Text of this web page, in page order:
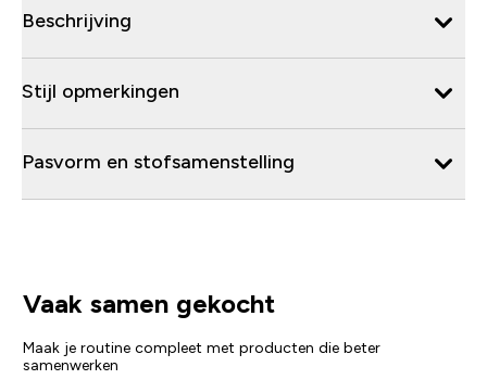
Beschrijving
Stijl opmerkingen
Pasvorm en stofsamenstelling
Vaak samen gekocht
Maak je routine compleet met producten die beter
samenwerken